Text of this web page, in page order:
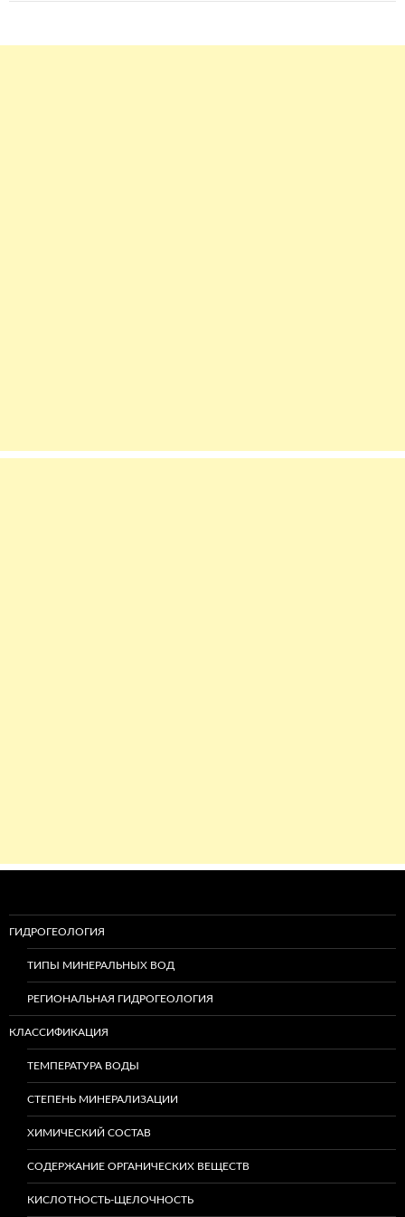
ГИДРОГЕОЛОГИЯ
ТИПЫ МИНЕРАЛЬНЫХ ВОД
РЕГИОНАЛЬНАЯ ГИДРОГЕОЛОГИЯ
КЛАССИФИКАЦИЯ
ТЕМПЕРАТУРА ВОДЫ
СТЕПЕНЬ МИНЕРАЛИЗАЦИИ
ХИМИЧЕСКИЙ СОСТАВ
СОДЕРЖАНИЕ ОРГАНИЧЕСКИХ ВЕЩЕСТВ
КИСЛОТНОСТЬ-ЩЕЛОЧНОСТЬ